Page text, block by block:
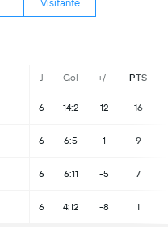
Visitante
J Gol +/- PTS
6 14:2 12 16
6 6:5 1 9
6 6:11 -5 7
6 4:12 -8 1